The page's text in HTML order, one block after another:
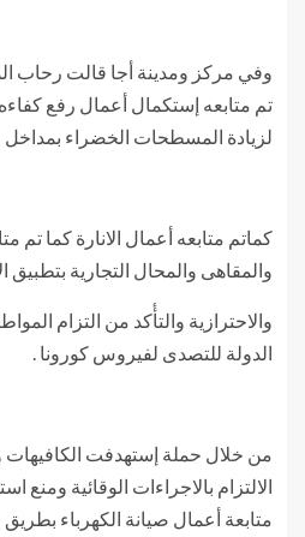
وفي مركز ومدينة أجا قالت رحاب
تم متابعه إستكمال أعمال رفع كفاءه
لزيادة المسطحات الخضراء بمداخل
كماتم متابعه أعمال الانارة كما تم
والمقاهى والمحال التجارية بتطبيق
والاحترازية والتأٔكد من التزام
الدولة للتصدى لفيروس كورونا .
من خلال حملة إستهدفت الكافيهات
الالتزام بالاجراءات الوقائية ومنع
متابعة أعمال صيانة الكهرباء